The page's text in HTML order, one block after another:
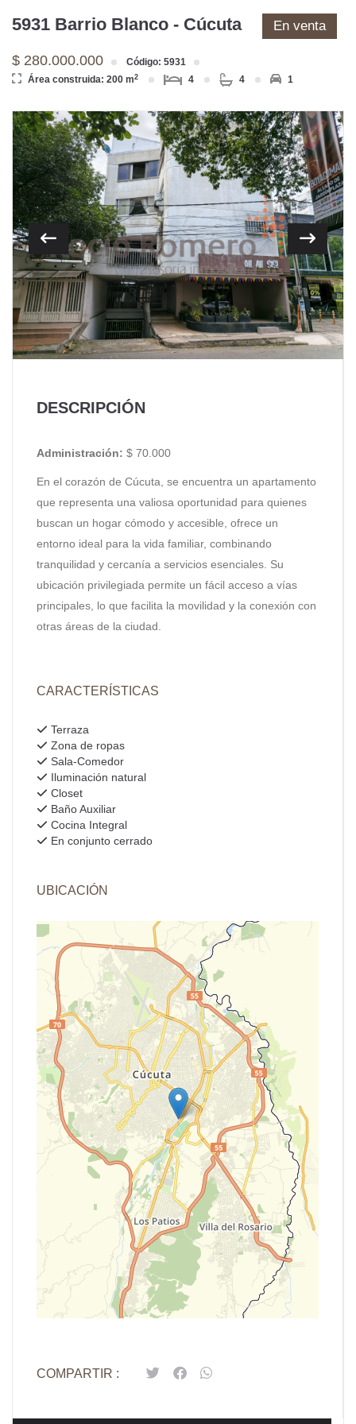
5931 Barrio Blanco - Cúcuta En venta
$ 280.000.000
Código: 5931
Área construida: 200 m2 4 4 1
Previous Next
DESCRIPCIÓN
Administración: $ 70.000
En el corazón de Cúcuta, se encuentra un apartamento
que representa una valiosa oportunidad para quienes
buscan un hogar cómodo y accesible, ofrece un
entorno ideal para la vida familiar, combinando
tranquilidad y cercanía a servicios esenciales. Su
ubicación privilegiada permite un fácil acceso a vías
principales, lo que facilita la movilidad y la conexión con
otras áreas de la ciudad.
CARACTERÍSTICAS
Terraza
Zona de ropas
Sala-Comedor
Iluminación natural
Closet
Baño Auxiliar
Cocina Integral
En conjunto cerrado
UBICACIÓN
+
−
Leaflet | Map data ©OpenStreetMap contributors, CC-BY-SA
COMPARTIR :